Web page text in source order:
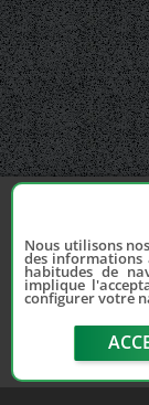
Nous utilisons
des informations
habitudes de
implique
configurer votre